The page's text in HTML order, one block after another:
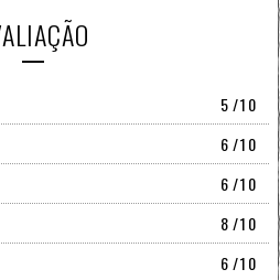
5/10
6/10
6/10
8/10
6/10